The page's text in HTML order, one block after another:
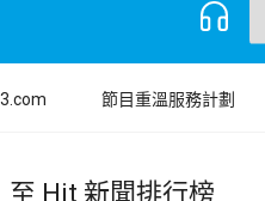
節目重溫服務計劃
至 Hit 新聞排行榜